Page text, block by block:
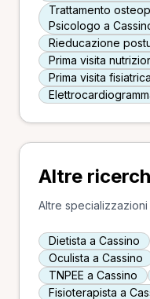
Trattamento
Psicologo a
Rieducazione
Prima visita
Prima visita
Altre
Altre
Dietista a Cassino
Oculista a Cassino
TNPEE a Cassino
Fisioterapista a